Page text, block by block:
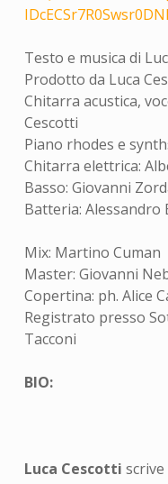
Testo e musica di
Prodotto da Luca
Chitarra acustica,
Cescotti
Piano rhodes e
Chitarra elettrica:
Basso: Giovanni
Batteria: Alessandro
Mix: Martino Cuman
Master: Giovanni
Copertina: ph. Alice
Registrato presso
Tacconi
BIO:
Luca Cescotti